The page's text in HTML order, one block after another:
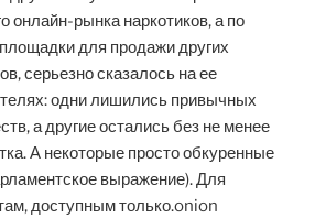
онлайн-рынка наркотиков, а по
для продажи других
серьезно сказалось на ее
одни лишились привычных
а другие остались без не менее
А некоторые просто обкуренные
выражение). Для
доступным только.onion